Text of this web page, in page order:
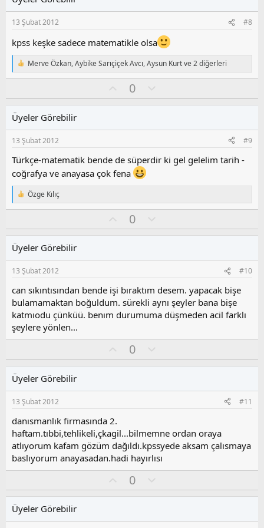
s
u
z
o
y
l
13 Şubat 2012 #8
kpss keşke sadece matematikle olsa
T
e
i
l
e
r
:
Merve Özkan,Aybike Sarıçiçek Avcı,Aysun Kurtve 2 diğerleri
y
0
l
s
u
z
y
a
Üyeler Görebilir
13 Şubat 2012 #9
Türkçe-matematik bende de süperdir ki gel gelelim tarih -
coğrafya ve anayasa çok fena
T
e
i
l
e
r
:
Özge Kılıç
y
0
l
s
u
z
o
y
a
Üyeler Görebilir
13 Şubat 2012 #10
can sıkıntısından bende işi bıraktım desem. yapacak bişe
bulamamaktan boğuldum. sürekli aynı şeyler bana bişe
katmıodu çünküü. benım durumuma düşmeden acil farklı
şeylere yönlen...
y
0
l
s
u
o
y
l
a
Üyeler Görebilir
13 Şubat 2012 #11
danısmanlık firmasında 2.
haftam.tıbbi,tehlikeli,çkagil...bilmemne ordan oraya
atlıyorum kafam gözüm dağıldı.kpssyede aksam çalısmaya
baslıyorum anayasadan.hadi hayırlısı
y
0
l
Üyeler Görebilir